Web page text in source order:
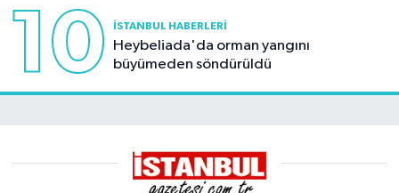
10 İSTANBUL HABERLERI
Heybeliada'da orman yangını
büyümeden söndürüldü